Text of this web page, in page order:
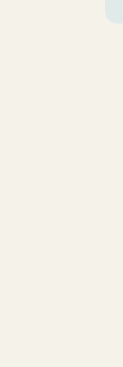
per esercitare il
a tua